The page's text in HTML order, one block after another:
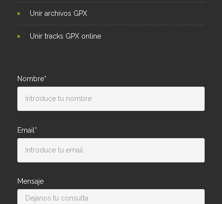
Unir archivos GPX
Unir tracks GPX online
Nombre*
Email*
Mensaje